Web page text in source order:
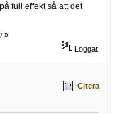
full effekt så att det
»
Loggat
Citera